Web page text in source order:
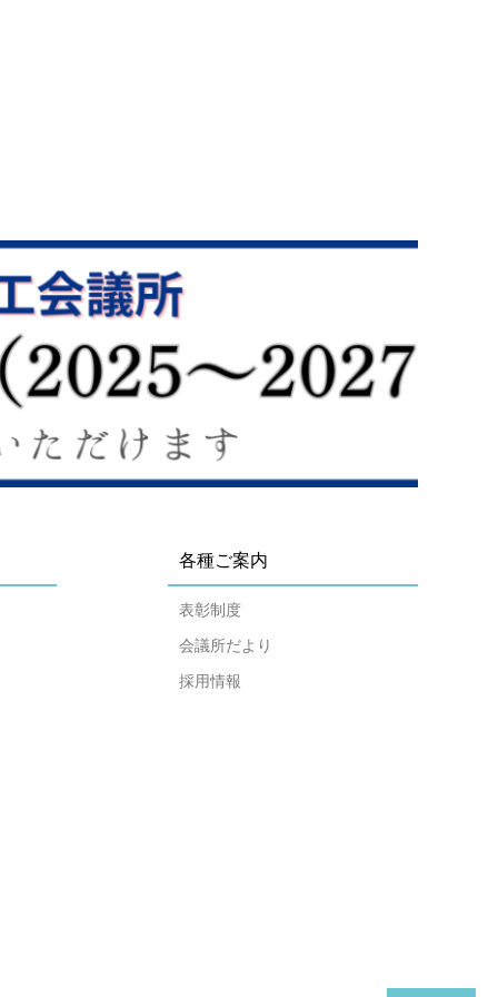
各種ご案内
表彰制度
会議所だより
採用情報